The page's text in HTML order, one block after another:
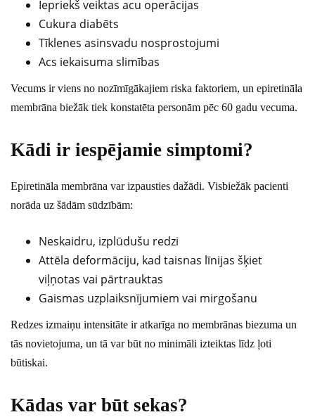
Iepriekš veiktas acu operācijas
Cukura diabēts
Tīklenes asinsvadu nosprostojumi
Acs iekaisuma slimības
Vecums ir viens no nozīmīgākajiem riska faktoriem, un epiretināla
membrāna biežāk tiek konstatēta personām pēc 60 gadu vecuma.
Kādi ir iespējamie simptomi?
Epiretināla membrāna var izpausties dažādi. Visbiežāk pacienti
norāda uz šādām sūdzībām:
Neskaidru, izplūdušu redzi
Attēla deformāciju, kad taisnas līnijas šķiet
viļņotas vai pārtrauktas
Gaismas uzplaiksnījumiem vai mirgošanu
Redzes izmaiņu intensitāte ir atkarīga no membrānas biezuma un
tās novietojuma, un tā var būt no minimāli izteiktas līdz ļoti
būtiskai.
Kādas var būt sekas?